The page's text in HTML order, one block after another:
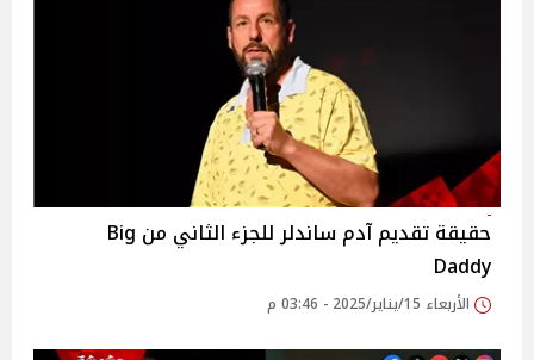
حقيقة تقديم آدم ساندلر للجزء الثاني من Big
Daddy
الأربعاء 15/يناير/2025 - 03:46 م